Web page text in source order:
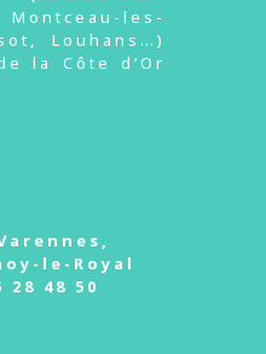
les-
Louhans…)
la Côte d’Or
le-Royal
28 48 50